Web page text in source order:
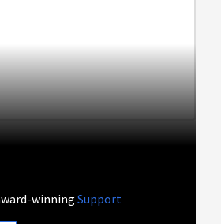
winningSupport